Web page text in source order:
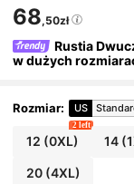
68,50zł
Rustia
w dużych
Rozmiar: US
12 (0XL)
2 left
14
20(4XL)